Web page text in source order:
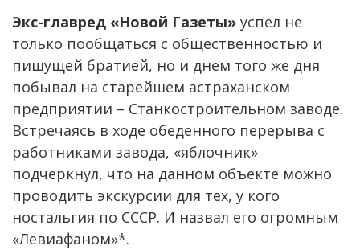
Экс-главред «Новой Газеты» успел не
только пообщаться с общественностью и
пишущей братией, но и днем того же дня
побывал на старейшем астраханском
предприятии – Станкостроительном заводе.
Встречаясь в ходе обеденного перерыва с
работниками завода, «яблочник»
подчеркнул, что на данном объекте можно
проводить экскурсии для тех, у кого
ностальгия по СССР. И назвал его огромным
«Левиафаном»*.